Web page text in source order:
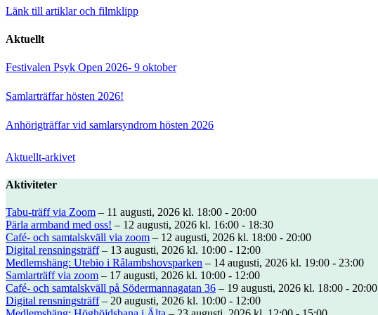
Länk till artiklar och filmklipp
Aktuellt
Festivalen Psyk Open 2026- 9 oktober
Samlarträffar hösten 2026!
Anhörigträffar vid samlarsyndrom hösten 2026
Aktuellt-arkivet
Aktiviteter
Tabu-träff via Zoom – 11 augusti, 2026 kl. 18:00 - 20:00
Pärla armband med oss! – 12 augusti, 2026 kl. 16:00 - 18:30
Café- och samtalskväll via zoom – 12 augusti, 2026 kl. 18:00 - 20:00
Digital rensningsträff– 13 augusti, 2026 kl. 10:00 - 12:00
Medlemshäng: Utebio i Rålambshovsparken – 14 augusti, 2026 kl. 19:00 - 23:00
Samlarträff via zoom – 17 augusti, 2026 kl. 10:00 - 12:00
Café- och samtalskväll på Södermannagatan 36 – 19 augusti, 2026 kl. 18:00 - 20:00
Digital rensningsträff– 20 augusti, 2026 kl. 10:00 - 12:00